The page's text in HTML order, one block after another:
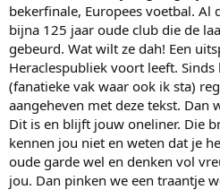
bekerfinale, Europees voetbal.
bijna 125 jaar oude club die de
gebeurd. Wat wilt ze dah! Een
Heraclespubliek voort leeft.
(fanatieke vak waar ook ik sta)
aangeheven met deze tekst. Dan
Dit is en blijft jouw oneliner. Die
kennen jou niet en weten dat je
oude garde wel en denken vol
jou. Dan pinken we een traantje